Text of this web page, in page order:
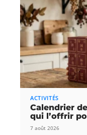
ACTIVITÉS
Calendrier
qui l’offrir
7 août 2026